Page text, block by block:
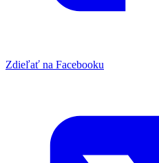
Zdieľať na Facebooku